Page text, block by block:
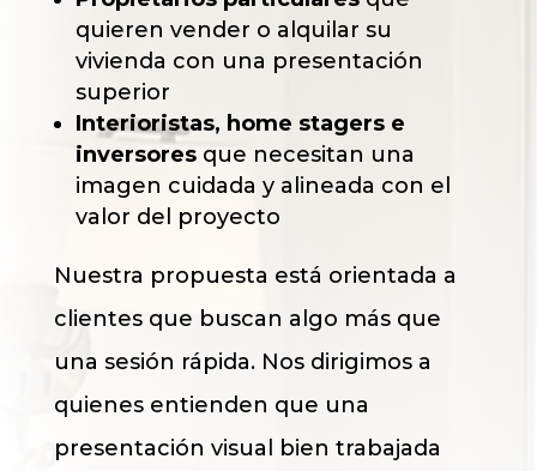
quieren vender o alquilar su
vivienda con una presentación
superior
Interioristas, home stagers e
inversoresque necesitan una
imagen cuidada y alineada con el
valor del proyecto
Nuestra propuesta está orientada a
clientes que buscan algo más que
una sesión rápida. Nos dirigimos a
quienes entienden que una
presentación visual bien trabajada